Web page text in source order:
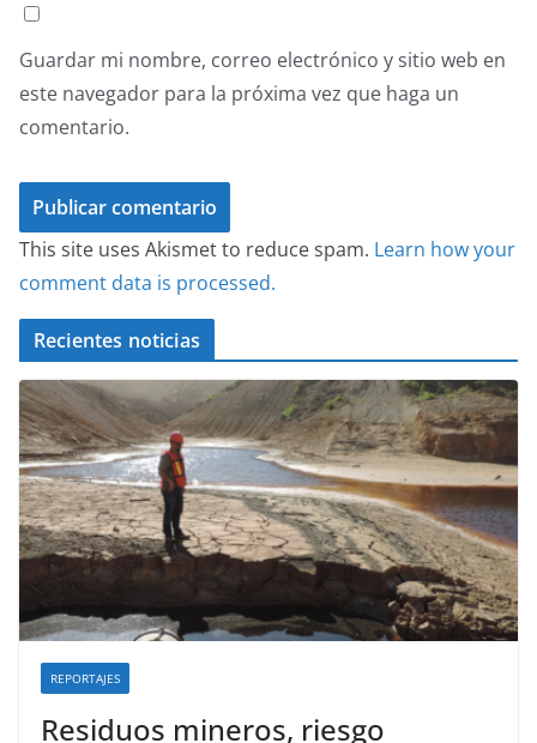
Guardar mi nombre, correo electrónico y sitio web en
este navegador para la próxima vez que haga un
comentario.
This site uses Akismet to reduce spam. Learn how your
comment data is processed.
Recientes noticias
REPORTAJES
Residuos mineros, riesgo